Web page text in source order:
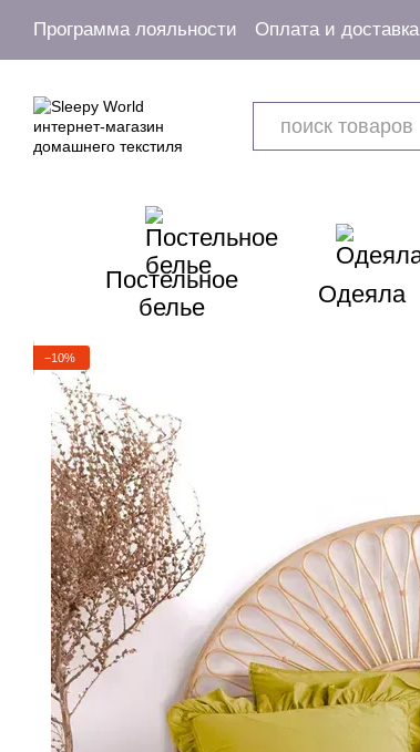
Программа лояльности Оплата и доставка
Пользовательское соглашение
Постельное
белье
Одеяла
−10%